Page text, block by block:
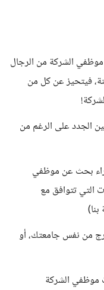
الشركة من الرجال
فيتحيز عن كل من
الجدد على الرغم من
بحث عن موظفي
التي تتوافق مع
من نفس جامعتك، أو
موظفي الشركة